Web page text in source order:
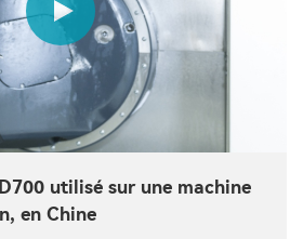
utilisé sur une machine
en Chine